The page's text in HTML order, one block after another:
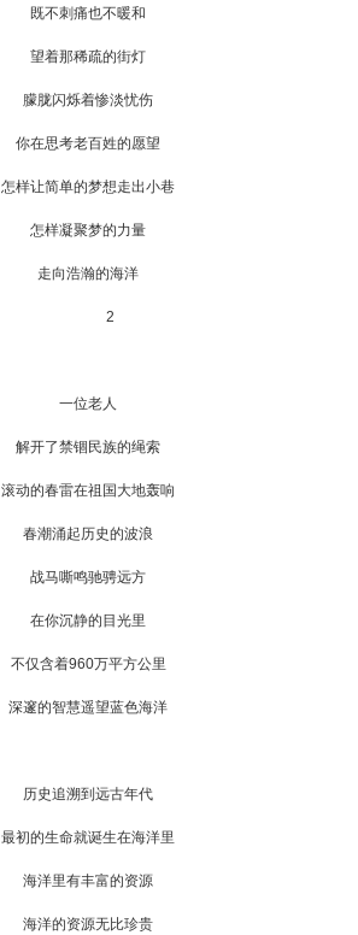
既不刺痛也不暖和
望着那稀疏的街灯
朦胧闪烁着惨淡忧伤
你在思考老百姓的愿望
怎样让简单的梦想走出小巷
怎样凝聚梦的力量
走向浩瀚的海洋
2
一位老人
解开了禁锢民族的绳索
滚动的春雷在祖国大地轰响
春潮涌起历史的波浪
战马嘶鸣驰骋远方
在你沉静的目光里
不仅含着960万平方公里
深邃的智慧遥望蓝色海洋
历史追溯到远古年代
最初的生命就诞生在海洋里
海洋里有丰富的资源
海洋的资源无比珍贵